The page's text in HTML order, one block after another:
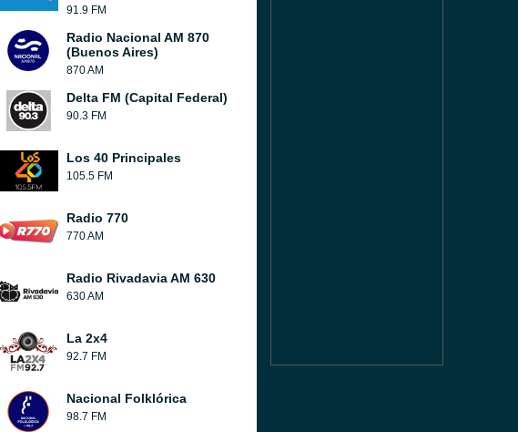
91.9 FM
Radio Nacional AM 870
(Buenos Aires)
870 AM
Delta FM (Capital Federal)
90.3 FM
Los 40 Principales
105.5 FM
Radio 770
770 AM
Radio Rivadavia AM 630
630 AM
La 2x4
92.7 FM
Nacional Folklórica
98.7 FM